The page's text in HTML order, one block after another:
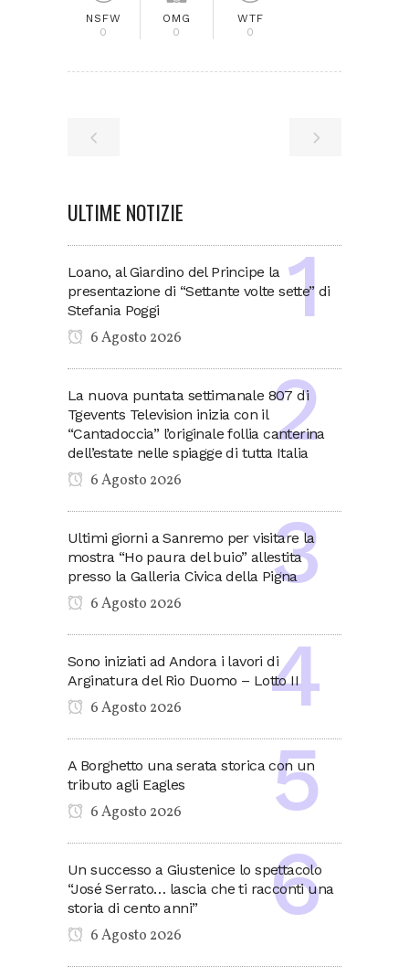
NSFW
0
OMG
0
WTF
0
ULTIME NOTIZIE
Loano, al Giardino del Principe la
presentazione di “Settante volte sette” di
Stefania Poggi
6 Agosto 2026
La nuova puntata settimanale 807 di
Tgevents Television inizia con il
“Cantadoccia” l’originale follia canterina
dell’estate nelle spiagge di tutta Italia
6 Agosto 2026
Ultimi giorni a Sanremo per visitare la
mostra “Ho paura del buio” allestita
presso la Galleria Civica della Pigna
6 Agosto 2026
Sono iniziati ad Andora i lavori di
Arginatura del Rio Duomo – Lotto II
6 Agosto 2026
A Borghetto una serata storica con un
tributo agli Eagles
6 Agosto 2026
Un successo a Giustenice lo spettacolo
“José Serrato… lascia che ti racconti una
storia di cento anni”
6 Agosto 2026